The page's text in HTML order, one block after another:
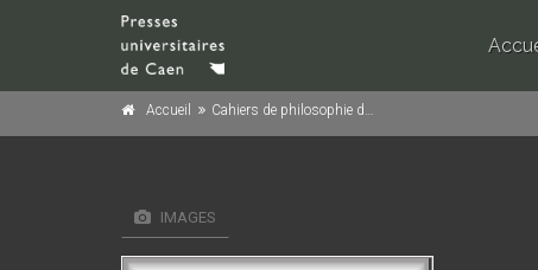
Accueil Cahiers de philosophie de l'université de Caen, n° 30/1996
IMAGES